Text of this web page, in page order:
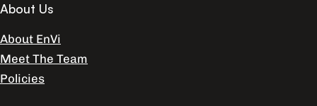
About Us
About EnVi
Meet The Team
Policies